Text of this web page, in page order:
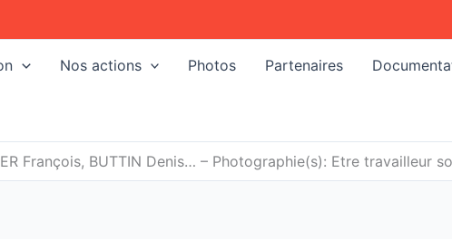
Nos actions Photos Partenaires
François, BUTTIN Denis… – Photographie(s): Etre travailleur